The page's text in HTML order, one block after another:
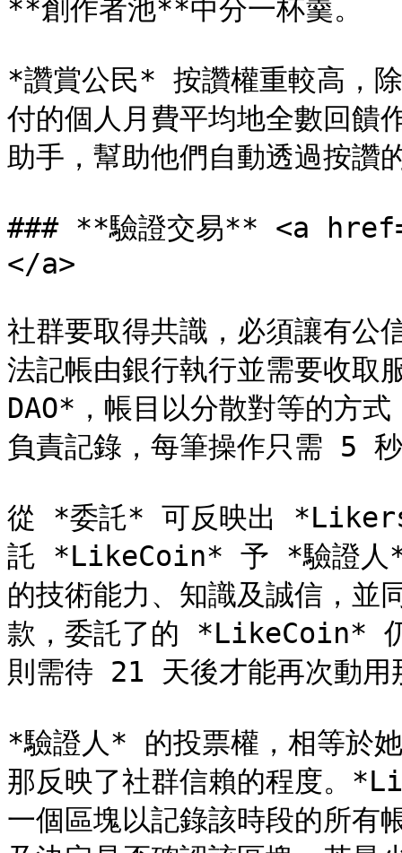
**創作者池**中分一杯羹。
*讚賞公民* 按讚權重較高，
付的個人月費平均地全數回
助手，幫助他們自動透過按讚
### **驗證交易** <a
</a>
社群要取得共識，必須讓有公
法記帳由銀行執行並需要收
DAO*，帳目以分散對等的
負責記錄，每筆操作只需 5
從 *委託* 可反映出
託 *LikeCoin* 予 *驗證
的技術能力、知識及誠信，並
款，委託了的 *LikeCoin*
則需待 21 天後才能再次動用
*驗證人* 的投票權，相等
那反映了社群信賴的程度
一個區塊以記錄該時段的所